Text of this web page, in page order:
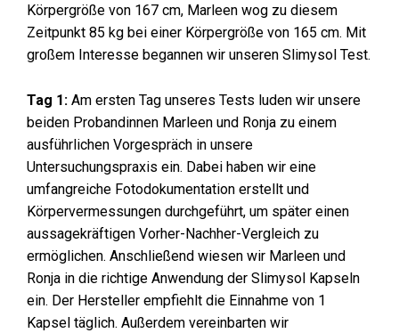
Körpergröße von 167 cm, Marleen wog zu diesem
Zeitpunkt 85 kg bei einer Körpergröße von 165 cm. Mit
großem Interesse begannen wir unseren Slimysol Test.
Tag 1: Am ersten Tag unseres Tests luden wir unsere
beiden Probandinnen Marleen und Ronja zu einem
ausführlichen Vorgespräch in unsere
Untersuchungspraxis ein. Dabei haben wir eine
umfangreiche Fotodokumentation erstellt und
Körpervermessungen durchgeführt, um später einen
aussagekräftigen Vorher-Nachher-Vergleich zu
ermöglichen. Anschließend wiesen wir Marleen und
Ronja in die richtige Anwendung der Slimysol Kapseln
ein. Der Hersteller empfiehlt die Einnahme von 1
Kapsel täglich. Außerdem vereinbarten wir